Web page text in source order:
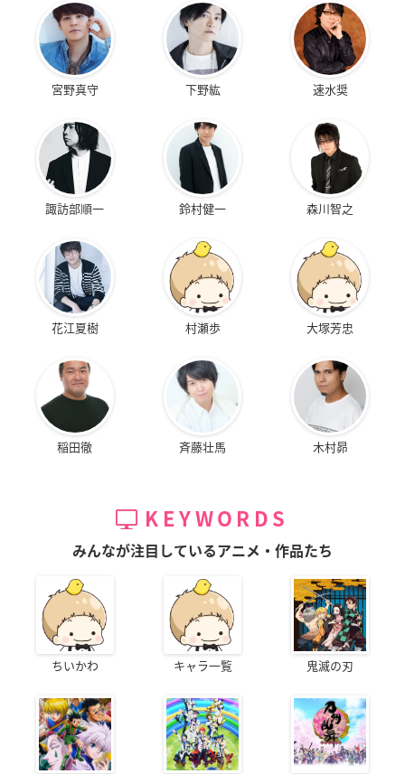
宮野真守 下野紘 速水奨
諏訪部順一 鈴村健一 森川智之
花江夏樹 村瀬歩 大塚芳忠
稲田徹 斉藤壮馬 木村昴
KEYWORDS
みんなが注目しているアニメ・作品たち
ちいかわ キャラ一覧 鬼滅の刃